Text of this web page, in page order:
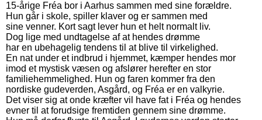
15-årige Fréa bor i Aarhus sammen med sine forældre.
Hun går i skole, spiller klaver og er sammen med
sine venner. Kort sagt lever hun et helt normalt liv.
Dog lige med undtagelse af at hendes drømme
har en ubehagelig tendens til at blive til virkelighed.
En nat under et indbrud i hjemmet, kæmper hendes mor
imod et mystisk væsen og afslører herefter en stor
familiehemmelighed. Hun og faren kommer fra den
nordiske gudeverden, Asgård, og Fréa er en valkyrie.
Det viser sig at onde kræfter vil have fat i Fréa og hendes
evner til at forudsige fremtiden gennem sine drømme.